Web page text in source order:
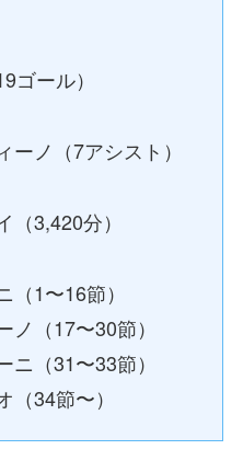
ゴール）
ノ（7アシスト）
3,420分）
1〜16節）
（17〜30節）
（31〜33節）
34節〜）